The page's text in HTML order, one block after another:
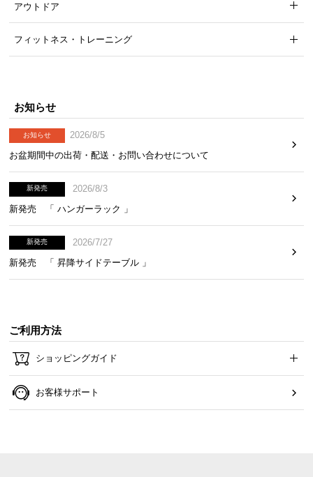
アウトドア
フィットネス・トレーニング
お知らせ
お知らせ
2026/8/5
お盆期間中の出荷・配送・お問い合わせについて
新発売
2026/8/3
新発売 「 ハンガーラック 」
新発売
2026/7/27
新発売 「 昇降サイドテーブル 」
ご利用方法
ショッピングガイド
お客様サポート